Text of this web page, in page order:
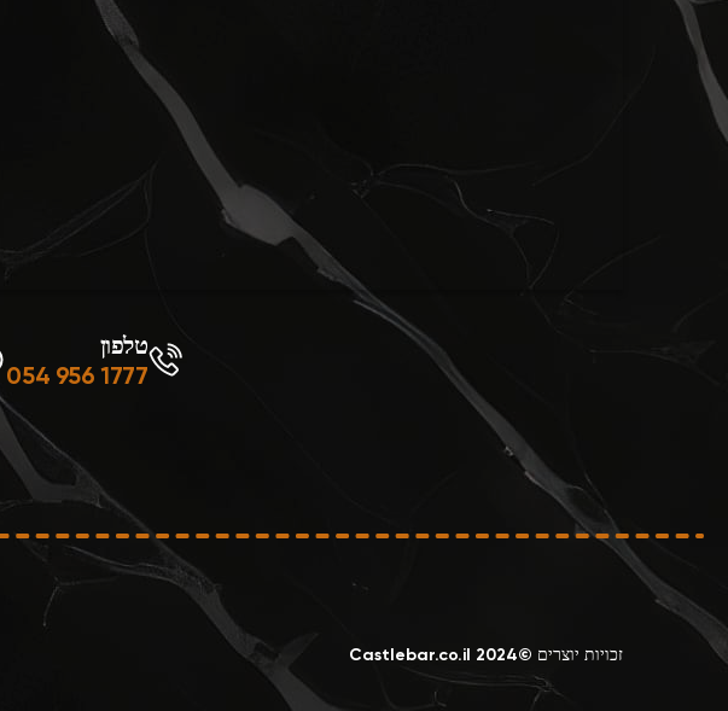
טלפון
054 956 1777
זכויות יוצרים ©2024 Castlebar.co.il